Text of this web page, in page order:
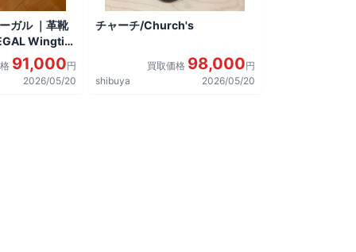
ガル ｜革靴
Wingtip
した。
91,000円
2026/05/20
チャーチ/Church's
買取価格 98,000円
shibuya
2026/05/20